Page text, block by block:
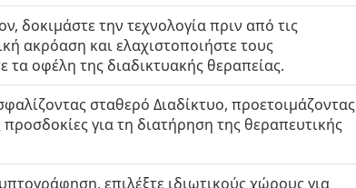
δοκιμάστε την τεχνολογία πριν από τις
ακρόαση και ελαχιστοποιήστε τους
τα οφέλη της διαδικτυακής θεραπείας.
σταθερό Διαδίκτυο, προετοιμάζοντας
για τη διατήρηση της θεραπευτικής
επιλέξτε ιδιωτικούς χώρους για